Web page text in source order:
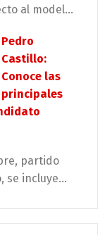
al model...
Pedro
Castillo:
Conoce las
principales
partido
se incluye...